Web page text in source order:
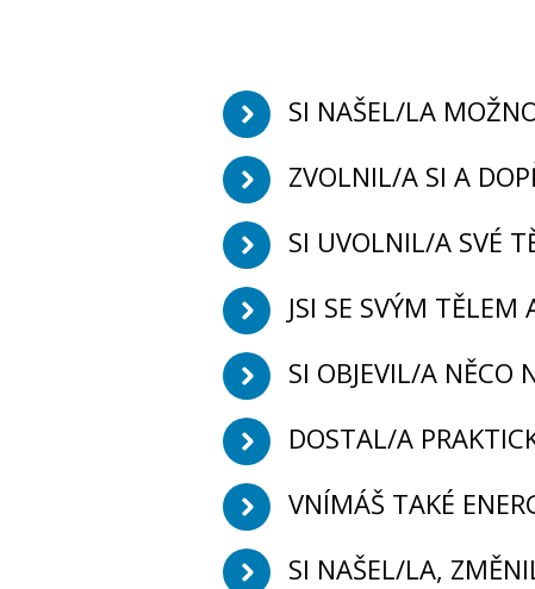
SI NAŠEL/LA
ZVOLNIL/A SI A
SI UVOLNIL/A SVÉ
JSI SE SVÝM
SI OBJEVIL/A NĚCO
DOSTAL/A
VNÍMÁŠ TAKÉ
SI NAŠEL/LA,